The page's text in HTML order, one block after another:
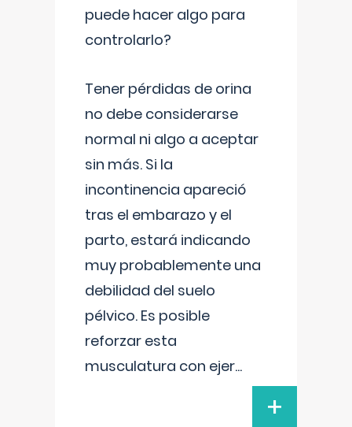
puede hacer algo para
controlarlo?
Tener pérdidas de orina
no debe considerarse
normal ni algo a aceptar
sin más. Si la
incontinencia apareció
tras el embarazo y el
parto, estará indicando
muy probablemente una
debilidad del suelo
pélvico. Es posible
reforzar esta
musculatura con ejer...
+